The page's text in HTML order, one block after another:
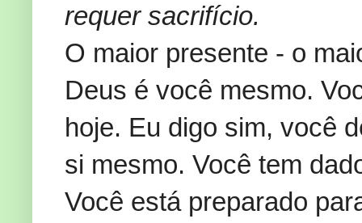
requer sacrifício.
O maior presente - o
Deus é você mesmo.
hoje. Eu digo sim, você
si mesmo. Você tem
Você está preparado